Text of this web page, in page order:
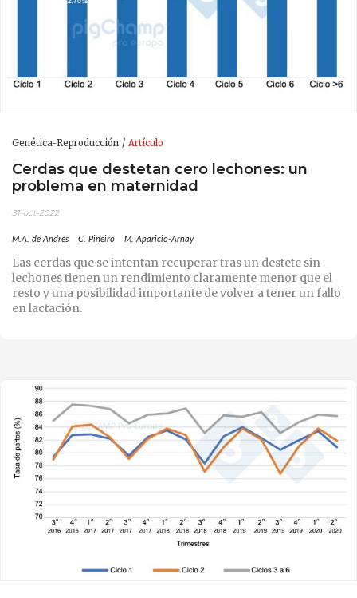
Genética-Reproducción Artículo
Cerdas que destetan cero lechones: un
problema en maternidad
31-oct-2022
M.A. de Andrés C. Piñeiro M. Aparicio-Arnay
Las cerdas que se intentan recuperar tras un destete sin
lechones tienen un rendimiento claramente menor que el
resto y una posibilidad importante de volver a tener un fallo
en lactación.